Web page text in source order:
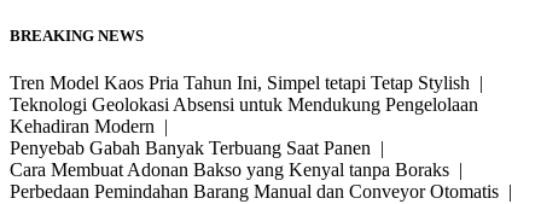
BREAKING NEWS
Tren Model Kaos Pria Tahun Ini, Simpel tetapi Tetap Stylish |
Teknologi Geolokasi Absensi untuk Mendukung Pengelolaan
Kehadiran Modern |
Penyebab Gabah Banyak Terbuang Saat Panen |
Cara Membuat Adonan Bakso yang Kenyal tanpa Boraks |
Perbedaan Pemindahan Barang Manual dan Conveyor Otomatis |